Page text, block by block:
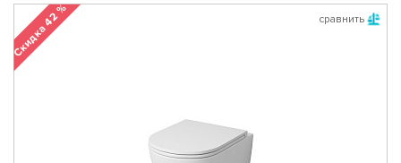
сравнить
Скидка 42 %